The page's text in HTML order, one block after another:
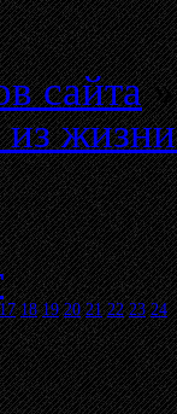
сайта»
17 18 19 20 21 22 23 24